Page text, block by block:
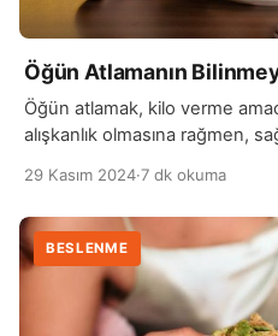
Öğün Atlamanın
Öğün atlamak, kilo verme
alışkanlık olmasına rağmen,
enerjiyi sağlamadığı için
neden olabilir. Vücut, aç
yapmaya çalışır ve bu da
yemek yeme isteğine yol
şekerinin dalgalanmasına
29 Kasım 2024·7 dk okuma
BESLENME